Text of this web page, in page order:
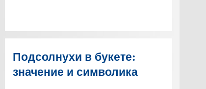
Подсолнухи в букете:
значение и символика